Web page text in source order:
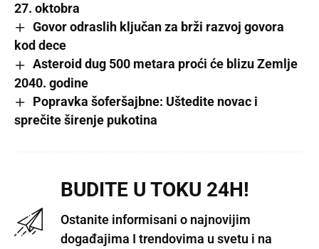
27. oktobra
Govor odraslih ključan za brži razvoj govora
kod dece
Asteroid dug 500 metara proći će blizu Zemlje
2040. godine
Popravka šoferšajbne: Uštedite novac i
sprečite širenje pukotina
BUDITE U TOKU 24H!
Ostanite informisani o najnovijim
događajima I trendovima u svetu i na